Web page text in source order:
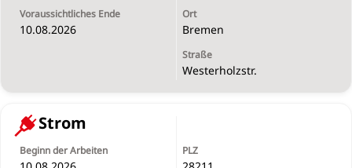
10.08.2026 Bremen
Westerholzstr.
Strom